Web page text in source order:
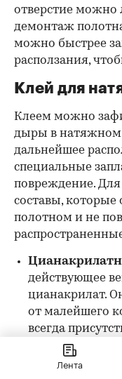
отверстие можно
демонтаж
можно быстрее
расползания,
Клей для
Клеем можно
дыры в натяжном
дальнейшее
специальные
повреждение.
составы, которые
полотном и не
действующее
цианакрилат.
от малейшего
всегда
Клей
требуется
Лента